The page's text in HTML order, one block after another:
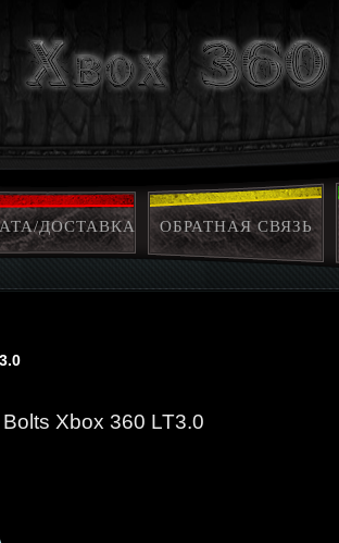
ДОСТАВКА ОБРАТНАЯ СВЯЗЬ
Xbox 360 LT3.0